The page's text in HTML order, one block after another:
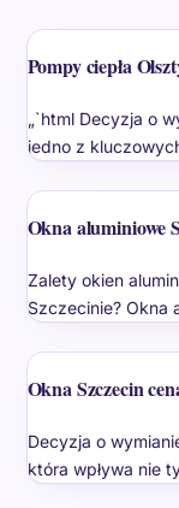
Pompy ciepła
„`html Decyzja o
jedno z
Okna aluminiowe
Zalety okien
Szczecinie? Okna
Okna Szczecin
Decyzja o
która wpływa nie